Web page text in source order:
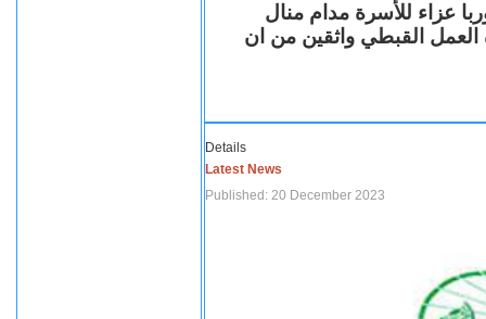
عزاء للأسرة مدام منال
العمل القبطي واثقين من ان
Details
Latest News
Published: 20 December 2023